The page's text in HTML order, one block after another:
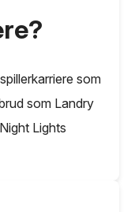
som
som Landry
Lights